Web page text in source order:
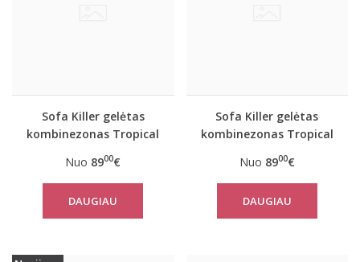
Sofa Killer gelėtas
kombinezonas Tropical
Nuo 8900€
DAUGIAU
Sofa Killer gelėtas
kombinezonas Tropical
Nuo 8900€
DAUGIAU